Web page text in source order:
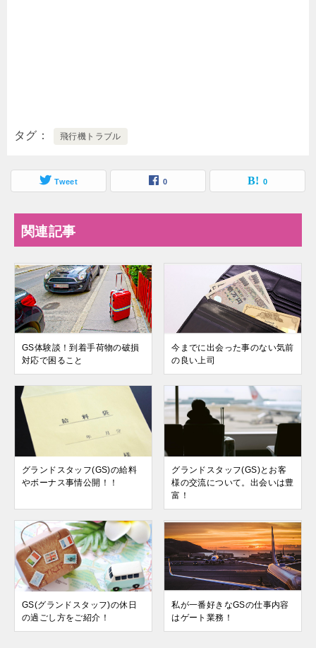
タグ 飛行機トラブル
Tweet 0 0
関連記事
GS体験談！到着手荷物の破損
対応で困ること
今までに出会った事のない気前
の良い上司
グランドスタッフ(GS)の給料
やボーナス事情公開！！
グランドスタッフ(GS)とお客
様の交流について。出会いは豊
富！
GS(グランドスタッフ)の休日
の過ごし方をご紹介！
私が一番好きなGSの仕事内容
はゲート業務！